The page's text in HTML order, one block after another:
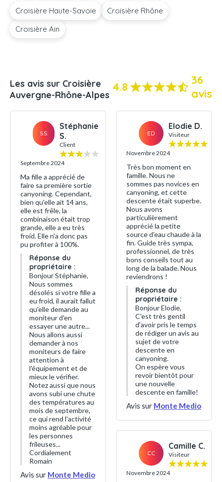
Croisière Haute-Savoie
Croisière Rhône
Croisière Ain
Les avis sur Croisière
Auvergne-Rhône-Alpes
4.8
36
avis
SS
Stéphanie
S.
Client
Septembre 2024
Ma fille a apprécié de
faire sa première sortie
canyoning. Cependant,
bien qu'elle ait 14 ans,
elle est frêle, la
combinaison était trop
grande, elle a eu très
froid. Elle n'a donc pas
pu profiter à 100%.
Réponse du
propriétaire :
Bonjour Stéphanie,
Nous sommes
désolés si votre fille a
eu froid, il aurait fallut
qu'elle demande au
moniteur d'en
essayer une autre...
Nous allons aussi
demander à nos
moniteurs de faire
attention à
l'équipement et de
mieux le vérifier.
Notez aussi que nous
avons subi une chute
des températures au
mois de septembre,
ce qui rend l'activité
moins agréable pour
les personnes
frileuses...
Cordialement
Romain
Avis sur Monte Medio
ED
Elodie D.
Visiteur
Novembre 2024
Très bon moment en
famille. Nous ne
sommes pas novices en
canyoning, et cette
descente était superbe.
Nous avons
particulièrement
apprécié la petite
source d'eau chaude à la
fin. Guide très sympa,
professionnel, de très
bons conseils tout au
long de la balade. Nous
reviendrons !
Réponse du
propriétaire :
Bonjour Elodie,
C'est très gentil
d'avoir pris le temps
de rédiger un avis au
sujet de votre
descente en
canyoning.
On espère vous
revoir bientôt pour
une nouvelle
descente en famille!
Avis sur Monte Medio
CC
Camille C.
Visiteur
Novembre 2024